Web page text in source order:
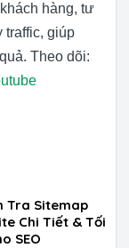
hàng, tư
traffic, giúp
Theo dõi:
Tra Sitemap
Chi Tiết & Tối
SEO